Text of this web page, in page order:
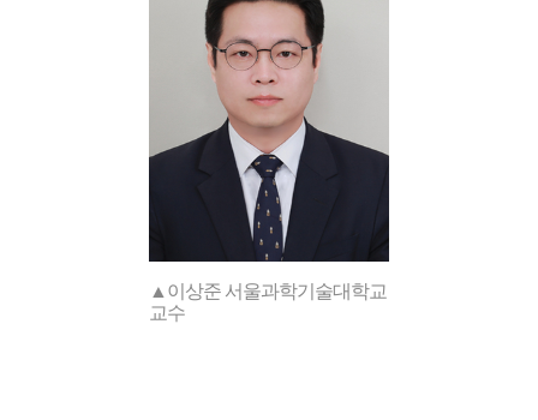
▲이상준 서울과학기술대학교
교수